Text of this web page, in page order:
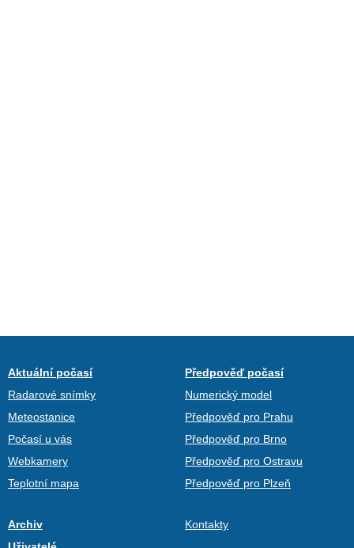
Aktuální počasí
Radarové snímky
Meteostanice
Počasí u vás
Webkamery
Teplotní mapa
Předpověď počasí
Numerický model
Předpověď pro Prahu
Předpověď pro Brno
Předpověď pro Ostravu
Předpověď pro Plzeň
Archiv
Kontakty